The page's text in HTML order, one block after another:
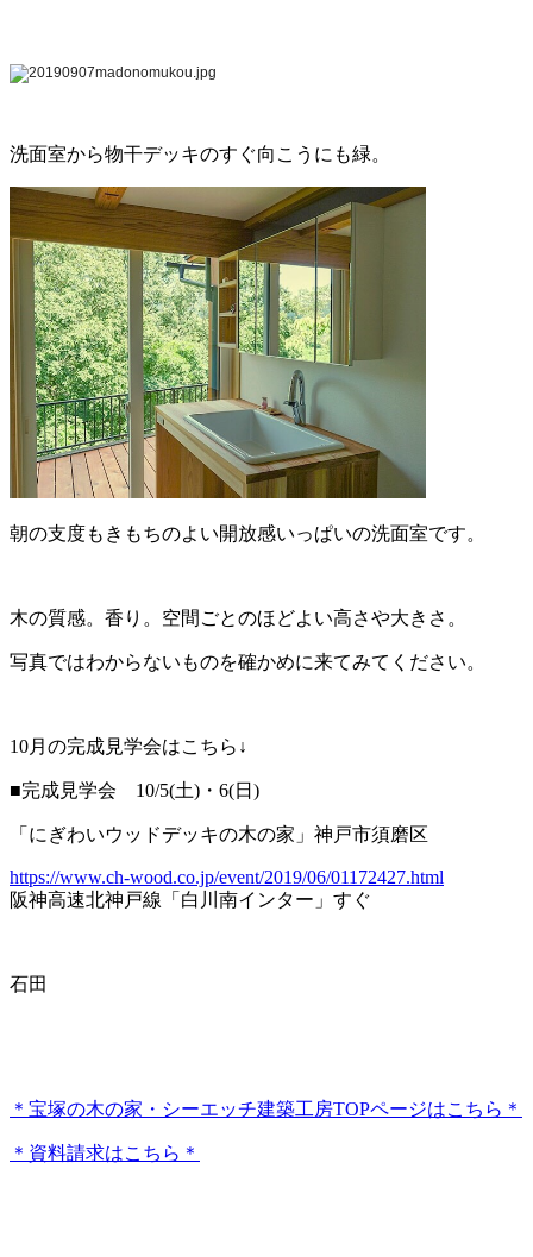
洗面室から物干デッキのすぐ向こうにも緑。
朝の支度もきもちのよい開放感いっぱいの洗面室です。
木の質感。香り。空間ごとのほどよい高さや大きさ。
写真ではわからないものを確かめに来てみてください。
10月の完成見学会はこちら↓
■完成見学会 10/5(土)・6(日)
「にぎわいウッドデッキの木の家」神戸市須磨区
https://www.ch-wood.co.jp/event/2019/06/01172427.html
阪神高速北神戸線「白川南インター」すぐ
石田
＊宝塚の木の家・シーエッチ建築工房TOPページはこちら＊
＊資料請求はこちら＊